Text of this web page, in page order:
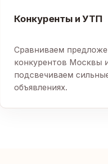
Конкуренты и УТП
Сравниваем
конкурентов Москвы
подсвечиваем
объявлениях.